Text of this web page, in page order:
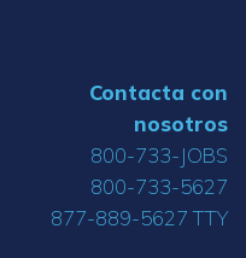
Contacta con
nosotros
800-733-JOBS
800-733-5627
877-889-5627 TTY